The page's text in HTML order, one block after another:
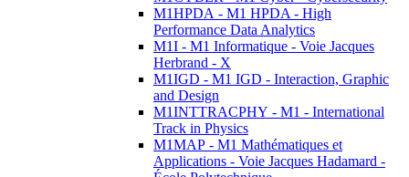
M1HPDA - M1 HPDA - High
Performance Data Analytics
M1I - M1 Informatique - Voie Jacques
Herbrand - X
M1IGD - M1 IGD - Interaction, Graphic
and Design
M1INTTRACPHY - M1 - International
Track in Physics
M1MAP - M1 Mathématiques et
Applications - Voie Jacques Hadamard -